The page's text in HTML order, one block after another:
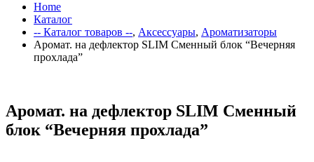
Home
Каталог
-- Каталог товаров --, Аксессуары, Ароматизаторы
Аромат. на дефлектор SLIM Сменный блок “Вечерняя
прохлада”
Аромат. на дефлектор SLIM Сменный
блок “Вечерняя прохлада”